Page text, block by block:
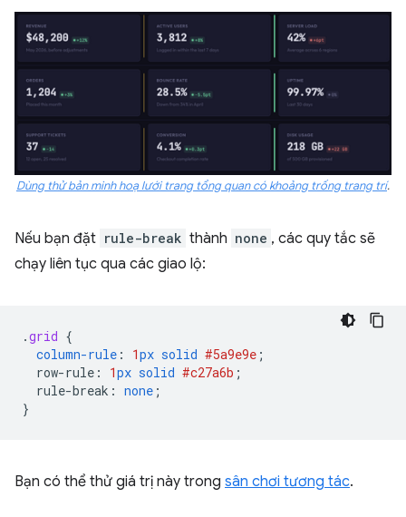
Dùng thử bản minh hoạ lưới trang tổng quan có khoảng trống trang trí.
Nếu bạn đặt rule-break thành none , các quy tắc sẽ
chạy liên tục qua các giao lộ:
.grid {
column-rule : 1px solid #5a9e9e ;
row-rule : 1px solid #c27a6b ;
rule-break : none ;
}
Bạn có thể thử giá trị này trong sân chơi tương tác.